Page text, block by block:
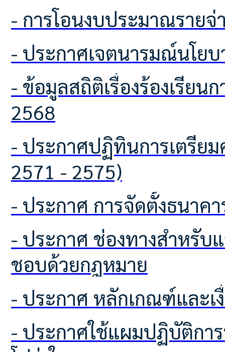
- การโอนงบประมาณรา
- ประกาศเจตนารมณ์นโย
- ข้อมูลสถิติเรื่องร้องเรียนการทุจริตและประพฤติมิชอบ ประจำปีงบประมาณ พ.ศ.
2568
- ประกาศปฏิทินการเตรียมความพร้อมเพื่อจัดทำแผนพัฒนาท้องถิ่น ฉบับที่ 3 (พ.ศ.
2571 - 2575)
- ประกาศ การจัดตั้งธนา
- ประกาศ ช่องทางสำหรับแจ้งเบาะป้ายโฆษณาหรือสิ่งอื่นใดที่รุกล้ำทางสาธารณะที่ไม่
ชอบด้วยกฎหมาย
- ประกาศ หลักเกณฑ์และ
- ประกาศใช้แผมปฏิบัติการป้องกันการทุจริตเพื่อยกระทับคุบคุณธรรมและความ